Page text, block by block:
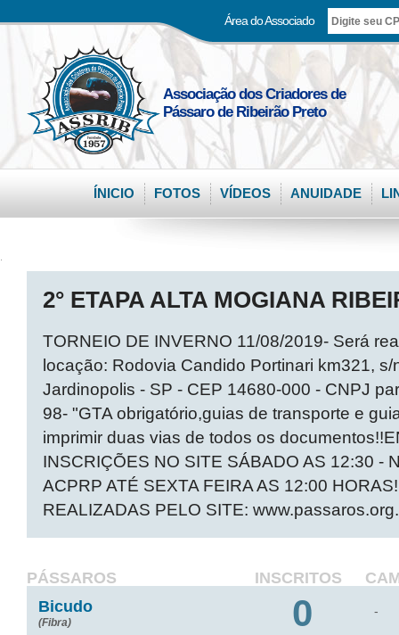
Área do Associado
Associação dos Criadores de
Pássaro de Ribeirão Preto
ÍNICIO FOTOS VÍDEOS ANUIDADE
2° ETAPA ALTA MOGIANA
TORNEIO DE INVERNO 11/08/2019- Será
locação: Rodovia Candido Portinari km321, s/
Jardinopolis - SP - CEP 14680-000 - CNPJ
98- "GTA obrigatório,guias de transporte e
imprimir duas vias de todos os
INSCRIÇÕES NO SITE SÁBADO AS 12:30 -
ACPRP ATÉ SEXTA FEIRA AS 12:00
REALIZADAS PELO SITE:
PÁSSAROS INSCRITOS
Bicudo
(Fibra) 0 -